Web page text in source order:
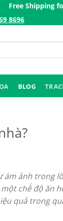
Shipping for
8696
BLOG
ảnh trong
chế độ ăn
quả trong